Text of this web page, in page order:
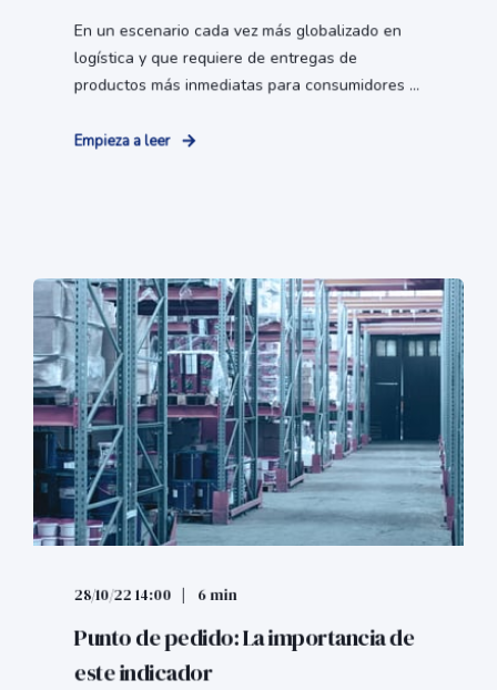
En un escenario cada vez más globalizado en
logística y que requiere de entregas de
productos más inmediatas para consumidores ...
Empieza a leer
28/10/22 14:00 6 min
Punto de pedido: La importancia de
este indicador